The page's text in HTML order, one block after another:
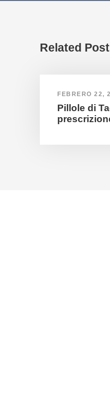
Related
FEBRERO 22,
Pillole di